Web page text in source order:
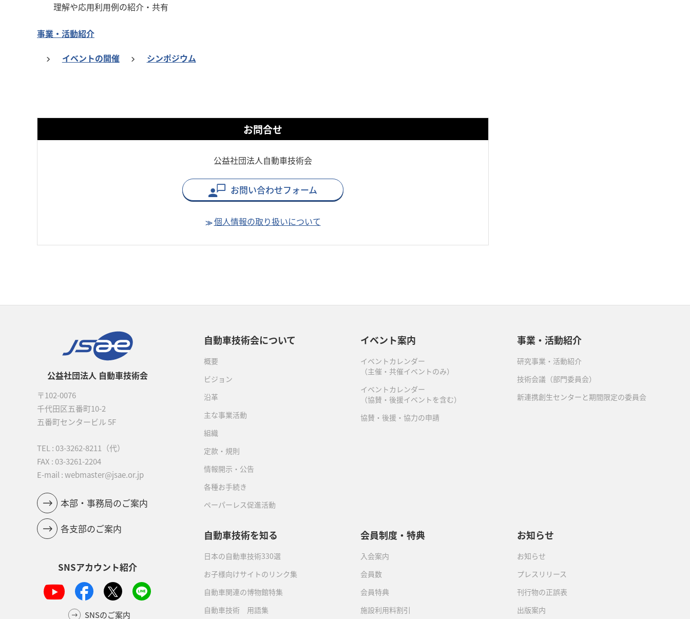
理解や応用利用例の紹介・共有
事業・活動紹介
イベントの開催
シンポジウム
お問合せ
公益社団法人自動車技術会
お問い合わせフォーム
個人情報の取り扱いについて
公益社団法人 自動車技術会
〒102-0076
千代田区五番町10-2
五番町センタービル 5F
TEL : 03-3262-8211
（代）
FAX : 03-3261-2204
E-mail : webmaster@jsae.or.jp
本部・事務局のご案内
各支部のご案内
SNSアカウント紹介
SNSのご案内
自動車技術会について
概要
ビジョン
沿革
主な事業活動
組織
定款・規則
情報開示・公告
各種お手続き
ペーパーレス促進活動
イベント案内
イベントカレンダー
（主催・共催イベントのみ）
イベントカレンダー
（協賛・後援イベントを含む）
協賛・後援・協力の申請
事業・活動紹介
研究事業・活動紹介
技術会議（部門委員会）
新連携創生センターと期間限定の委員会
自動車技術を知る
日本の自動車技術330選
お子様向けサイトのリンク集
自動車関連の博物館特集
自動車技術 用語集
会員制度・特典
入会案内
会員数
会員特典
施設利用料割引
お知らせ
お知らせ
プレスリリース
刊行物の正誤表
出版案内